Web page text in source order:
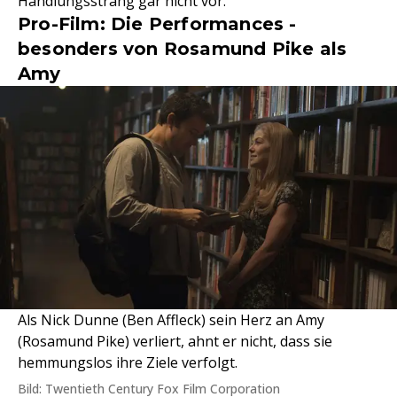
Pro-Film: Die Performances -
besonders von Rosamund Pike als
Amy
Als Nick Dunne (Ben Affleck) sein Herz an Amy
(Rosamund Pike) verliert, ahnt er nicht, dass sie
hemmungslos ihre Ziele verfolgt.
Bild: Twentieth Century Fox Film Corporation